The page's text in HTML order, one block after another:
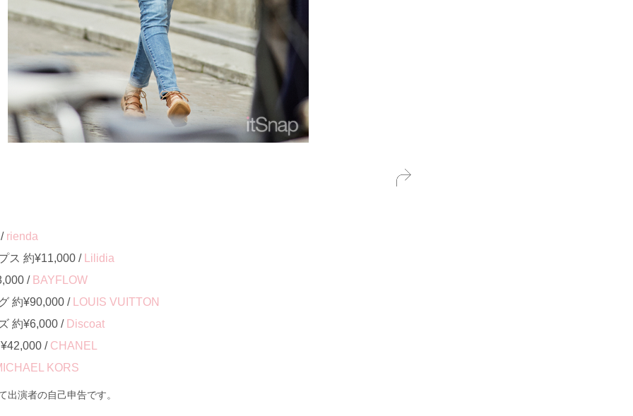
rienda
ス 約¥11,000 /
Lilidia
/ BAYFLOW
約¥90,000 /
LOUIS VUITTON
約¥6,000 / Discoat
/ CHANEL
KORS
演者の自己申告です。